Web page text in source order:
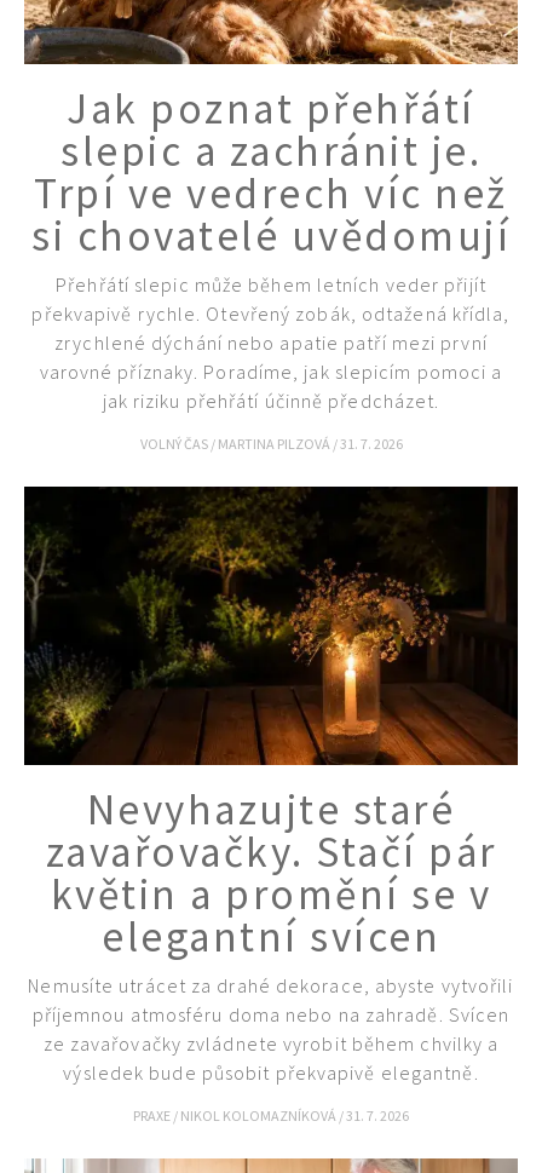
65 Kč
Objednat >
Naše krásná zahrada Speciál
Jak poznat přehřátí
slepic a zachránit je.
Trpí ve vedrech víc než
si chovatelé uvědomují
Přehřátí slepic může během letních veder přijít
překvapivě rychle. Otevřený zobák, odtažená křídla,
zrychlené dýchání nebo apatie patří mezi první
varovné příznaky. Poradíme, jak slepicím pomoci a
jak riziku přehřátí účinně předcházet.
VOLNÝ ČAS / MARTINA PILZOVÁ /31. 7. 2026
Nevyhazujte staré
zavařovačky. Stačí pár
květin a promění se v
elegantní svícen
Nemusíte utrácet za drahé dekorace, abyste vytvořili
příjemnou atmosféru doma nebo na zahradě. Svícen
ze zavařovačky zvládnete vyrobit během chvilky a
výsledek bude působit překvapivě elegantně.
PRAXE / NIKOL KOLOMAZNÍKOVÁ /31. 7. 2026